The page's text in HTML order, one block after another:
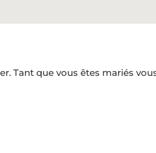
Tant que vous êtes mariés